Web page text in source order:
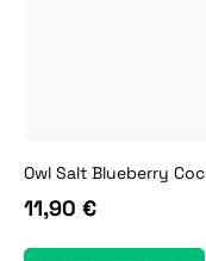
Owl Salt Blueberry
11,90 €